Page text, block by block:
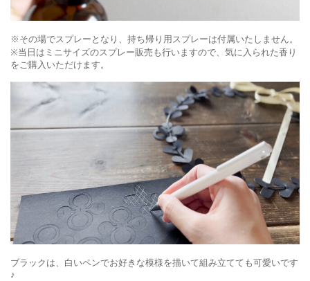
※その場でスプレーとなり、持ち帰り用スプレーは付属いたしません。
※当日はミニサイズのスプレー販売も行いますので、気に入られた香り
をご購入いただけます。
ブラックは、白いペンでお好きな模様を描いて組み立てても可愛いです
♪